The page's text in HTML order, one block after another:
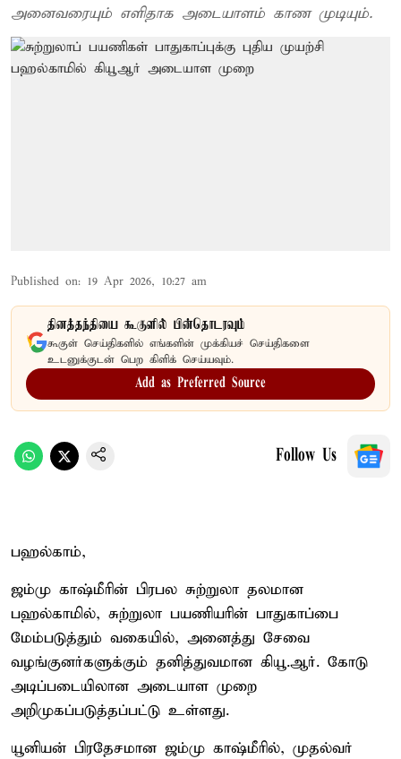
அனைவரையும் எளிதாக அடையாளம் காண முடியும்.
Published on: 19 Apr 2026, 10:27 am
தினத்தந்தியை கூகுளில் பின்தொடரவும்
கூகுள் செய்திகளில் எங்களின் முக்கியச் செய்திகளை
உடனுக்குடன் பெற கிளிக் செய்யவும்.
Add as Preferred Source
Follow Us
பஹல்காம்,
ஜம்மு காஷ்மீரின் பிரபல சுற்றுலா தலமான
பஹல்காமில், சுற்றுலா பயணியரின் பாதுகாப்பை
மேம்படுத்தும் வகையில், அனைத்து சேவை
வழங்குனர்களுக்கும் தனித்துவமான கியூ.ஆர். கோடு
அடிப்படையிலான அடையாள முறை
அறிமுகப்படுத்தப்பட்டு உள்ளது.
யூனியன் பிரதேசமான ஜம்மு காஷ்மீரில், முதல்வர்